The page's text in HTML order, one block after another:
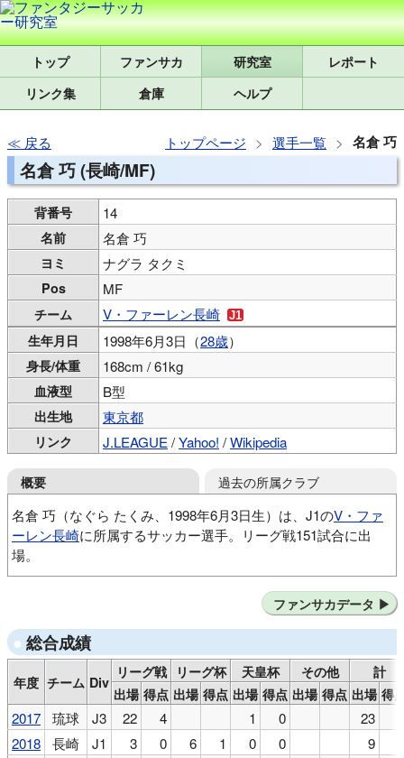
トップ 研究室
レポート
リンク集
倉庫 ヘルプ
戻る トップページ 選手一覧 名倉 巧
名倉 巧 (長崎/MF)
背番号 14
名前 名倉 巧
ヨミ ナグラ タクミ
Pos MF
チーム V・ファーレン長崎
生年月日 1998年6月3日（28歳）
身長/体重 168cm / 61kg
血液型 B型
出生地 東京都
リンク J.LEAGUE /Yahoo! /Wikipedia
概要
名倉 巧（なぐら たくみ、1998年6月3日生）は、J1のV・ファ
ーレン長崎に所属するサッカー選手。リーグ戦151試合に出
場。
過去の所属クラブ
ベガルタ仙台ファンサカデータ
総合成績
年度 チーム Div
リーグ戦 リーグ杯 天皇杯 その他
計
出場 得点 出場 得点 出場 得点 出場 得点 出場 得
2017 琉球 J3 22 4 1 0 23
2018
長崎 J1 3 0 6 1 0 0 9